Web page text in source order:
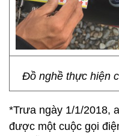
Đồ nghề thực hiện
*Trưa ngày 1/1/2018,
được một cuộc gọi